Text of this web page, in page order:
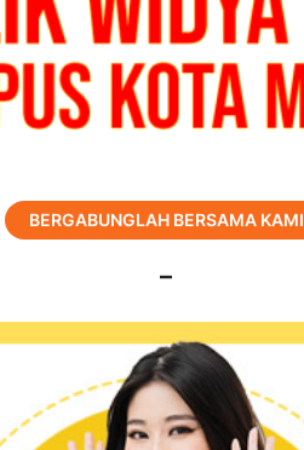
BERGABUNGLAH BERSAMA KAMI
–